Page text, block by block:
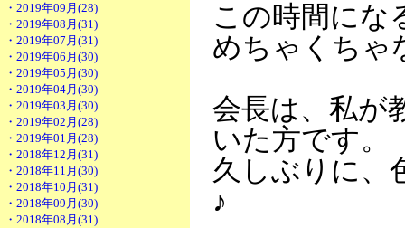
・2019年09月(28)
・2019年08月(31)
・2019年07月(31)
・2019年06月(30)
・2019年05月(30)
・2019年04月(30)
・2019年03月(30)
・2019年02月(28)
・2019年01月(28)
・2018年12月(31)
・2018年11月(30)
・2018年10月(31)
・2018年09月(30)
・2018年08月(31)
この時間にな
めちゃくちゃ
会長は、私が
いた方です。
久しぶりに、
♪